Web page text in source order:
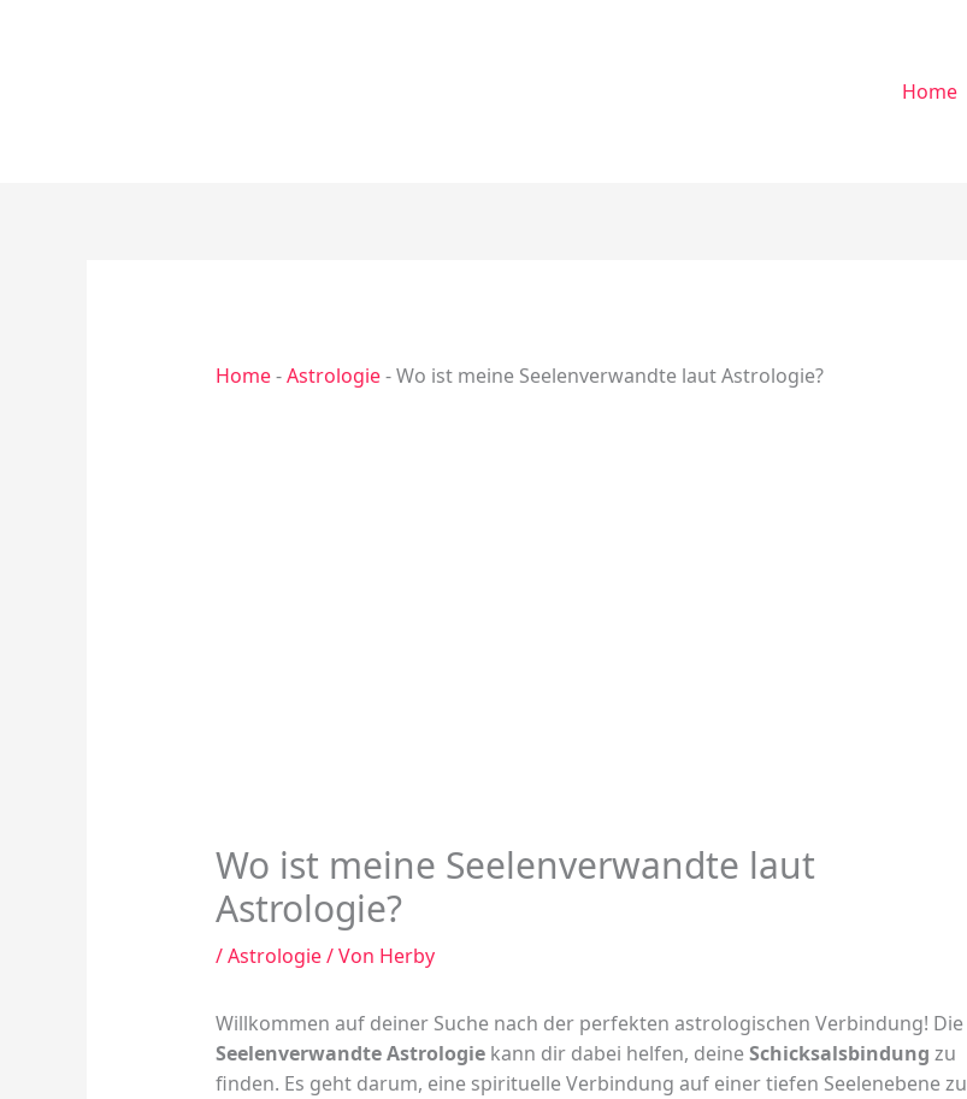
Home
Home-Astrologie-Wo ist meine Seelenverwandte laut Astrologie?
Wo ist meine Seelenverwandte laut
Astrologie?
/Astrologie/ Von Herby
Willkommen auf deiner Suche nach der perfekten astrologischen Verbindung! Die
Seelenverwandte Astrologiekann dir dabei helfen, deineSchicksalsbindung zu
finden. Es geht darum, eine spirituelle Verbindung auf einer tiefen Seelenebene zu